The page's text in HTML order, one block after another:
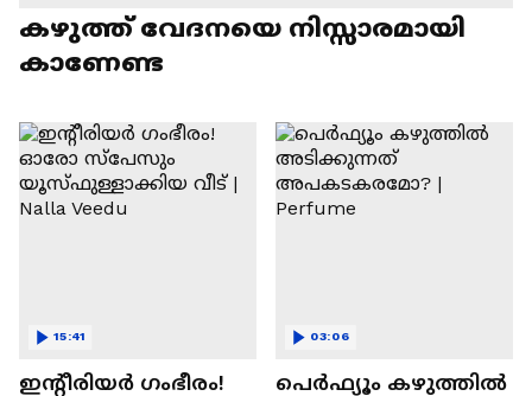
കഴുത്ത് വേദനയെ നിസ്സാരമായി
കാണേണ്ട
ഇന്റീരിയർ ഗംഭീരം!
15:41
പെർഫ്യൂം കഴുത്തിൽ
03:06